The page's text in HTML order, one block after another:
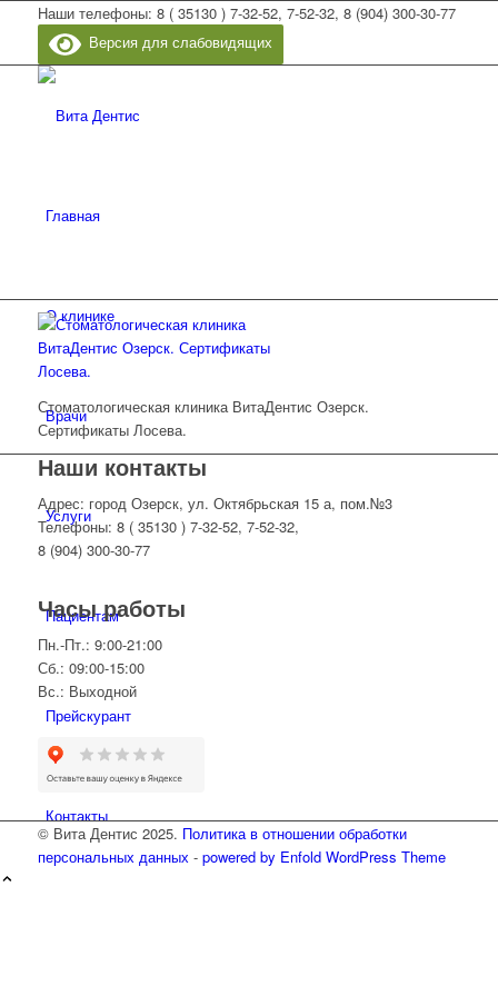
Наши телефоны: 8 ( 35130 ) 7-32-52, 7-52-32, 8 (904) 300-30-77
Версия для слабовидящих
Главная
О клинике
Врачи
Услуги
Пациентам
Прейскурант
Контакты
Стоматологическая клиника ВитаДентис Озерск.
Сертификаты Лосева.
Наши контакты
Адрес: город Озерск, ул. Октябрьская 15 а, пом.№3
Телефоны: 8 ( 35130 ) 7-32-52, 7-52-32,
8 (904) 300-30-77
Часы работы
Пн.-Пт.: 9:00-21:00
Сб.: 09:00-15:00
Вс.: Выходной
© Вита Дентис 2025. Политика в отношении обработки
персональных данных- powered by Enfold WordPress Theme